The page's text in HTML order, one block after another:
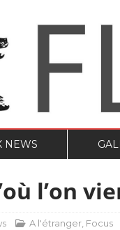
NEWS
l’on
A l'étranger Focus